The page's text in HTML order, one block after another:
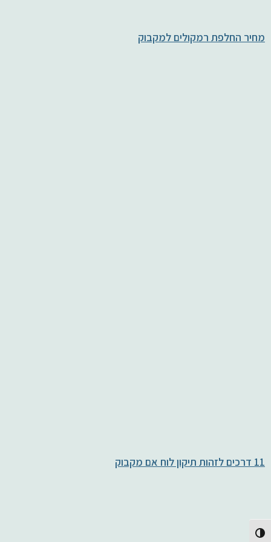
Toggle High Contrast
מחיר החלפת רמקולים למקבוק
11 דרכים לזהות תיקון לוח אם מקבוק